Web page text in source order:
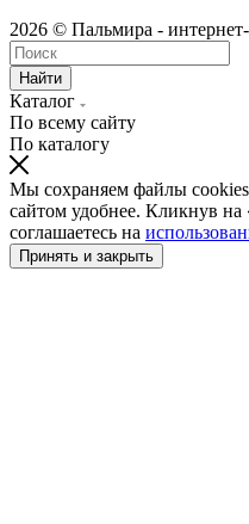
2026 © Пальмира - интернет-
Найти
Каталог
По всему сайту
По каталогу
Мы сохраняем файлы
сайтом удобнее. Кликнув
соглашаетесь на
Принять и закрыть